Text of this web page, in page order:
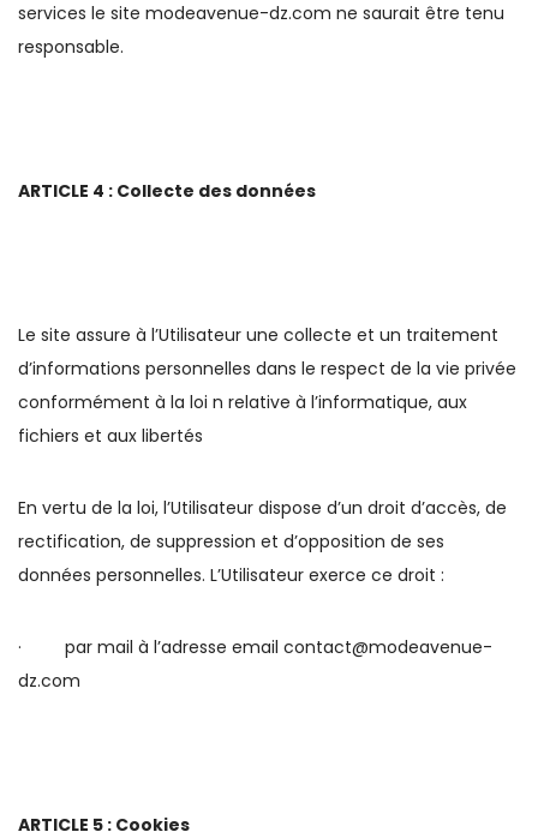
services le site modeavenue-dz.com ne saurait être tenu
responsable.
ARTICLE 4 : Collecte des données
Le site assure à l’Utilisateur une collecte et un traitement
d’informations personnelles dans le respect de la vie privée
conformément à la loi n relative à l’informatique, aux
fichiers et aux libertés
En vertu de la loi, l’Utilisateur dispose d’un droit d’accès, de
rectification, de suppression et d’opposition de ses
données personnelles. L’Utilisateur exerce ce droit :
· par mail à l’adresse email contact@modeavenue-
dz.com
ARTICLE 5 : Cookies